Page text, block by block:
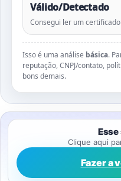
Válido/Detectado
Consegui ler um
Isso é uma análise básica.
reputação, CNPJ/contato,
bons demais.
Esse
Clique aqui
Fazer a